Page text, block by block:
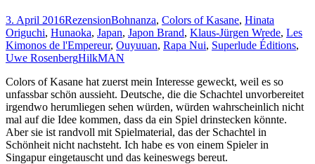
3. April 2016RezensionBohnanza, Colors of Kasane, Hinata
Origuchi, Hunaoka, Japan, Japon Brand, Klaus-Jürgen Wrede, Les
Kimonos de l'Empereur, Ouyuuan, Rapa Nui, Superlude Éditions,
Uwe RosenbergHilkMAN
Colors of Kasane hat zuerst mein Interesse geweckt, weil es so
unfassbar schön aussieht. Deutsche, die die Schachtel unvorbereitet
irgendwo herumliegen sehen würden, würden wahrscheinlich nicht
mal auf die Idee kommen, dass da ein Spiel drinstecken könnte.
Aber sie ist randvoll mit Spielmaterial, das der Schachtel in
Schönheit nicht nachsteht. Ich habe es von einem Spieler in
Singapur eingetauscht und das keineswegs bereut.